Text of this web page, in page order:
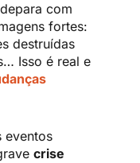
com
fortes:
destruídas
Isso é real e
eventos
crise